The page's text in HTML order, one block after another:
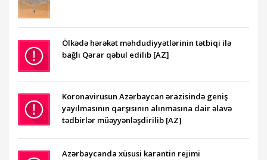
Ölkədə hərəkət məhdudiyyətlərinin tətbiqi ilə
bağlı Qərar qəbul edilib [AZ]
Koronavirusun Azərbaycan ərazisində geniş
yayılmasının qarşısının alınmasına dair əlavə
tədbirlər müəyyənləşdirilib [AZ]
Azərbaycanda xüsusi karantin rejimi